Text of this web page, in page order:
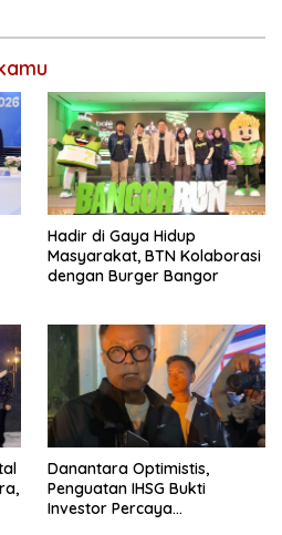
Hadir di Gaya Hidup
Masyarakat, BTN Kolaborasi
dengan Burger Bangor
Danantara Optimistis,
Penguatan IHSG Bukti
Investor Percaya